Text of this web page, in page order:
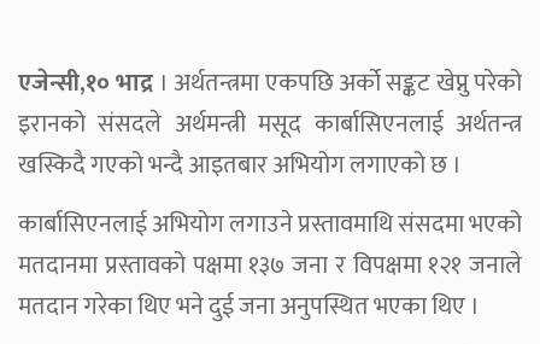
एजेन्सी,१० भाद्र । अर्थतन्त्रमा एकपछि अर्को सङ्कट खेप्नु परेको
इरानको संसदले अर्थमन्त्री मसूद कार्बासिएनलाई अर्थतन्त्र
खस्किदै गएको भन्दै आइतबार अभियोग लगाएको छ ।
कार्बासिएनलाई अभियोग लगाउने प्रस्तावमाथि संसदमा भएको
मतदानमा प्रस्तावको पक्षमा १३७ जना र विपक्षमा १२१ जनाले
मतदान गरेका थिए भने दुई जना अनुपस्थित भएका थिए ।